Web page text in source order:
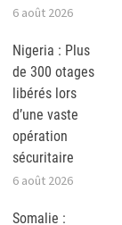
6 août 2026
Nigeria : Plus
de 300 otages
libérés lors
d’une vaste
opération
sécuritaire
6 août 2026
Somalie :